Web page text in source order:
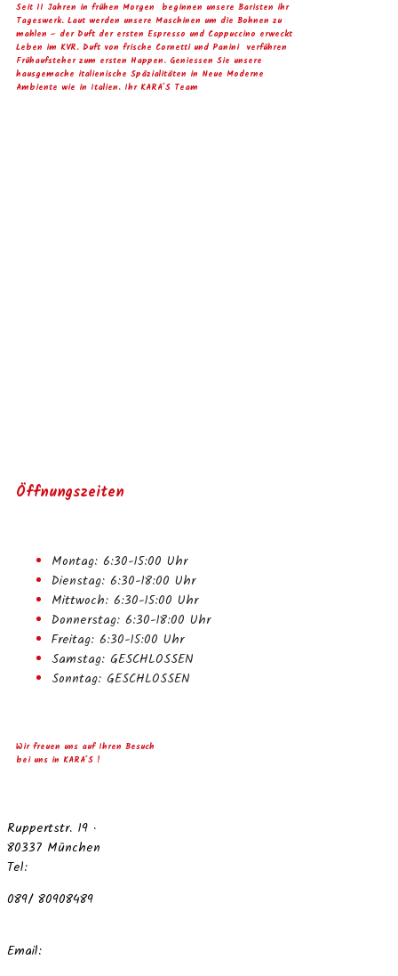
Seit 11 Jahren in frühen Morgen beginnen unsere Baristen ihr
Tageswerk. Laut werden unsere Maschinen um die Bohnen zu
mahlen – der Duft der ersten Espresso und Cappuccino erweckt
Leben im KVR. Duft von frische Cornetti und Panini verführen
Frühaufsteher zum ersten Happen. Geniessen Sie unsere
hausgemache italienische Späzialitäten in Neue Moderne
Ambiente wie in Italien. Ihr KARA´S Team
Öffnungszeiten
Montag: 6:30-15:00 Uhr
Dienstag: 6:30-18:00 Uhr
Mittwoch: 6:30-15:00 Uhr
Donnerstag: 6:30-18:00 Uhr
Freitag: 6:30-15:00 Uhr
Samstag: GESCHLOSSEN
Sonntag: GESCHLOSSEN
Wir freuen uns auf Ihren Besuch
bei uns in KARA´S !
Ruppertstr. 19 ·
80337 München
Tel:
089/ 80908489
Email: